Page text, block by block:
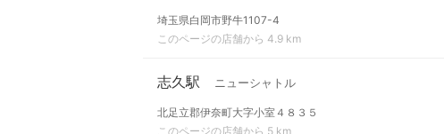
埼玉県白岡市野牛1107-4
このページの店舗から 4.9 km
志久駅 ニューシャトル
北足立郡伊奈町大字小室４８３５
このページの店舗から 5 km